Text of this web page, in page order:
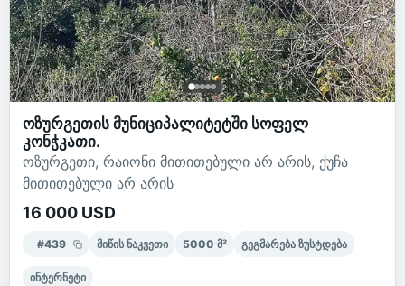
ოზურგეთის მუნიციპალიტეტში სოფელ
კონჭკათი.
ოზურგეთი, რაიონი მითითებული არ არის, ქუჩა
მითითებული არ არის
16 000 USD
#439 მიწის ნაკვეთი 5000 მ² გეგმარება ზუსტდება
ინტერნეტი